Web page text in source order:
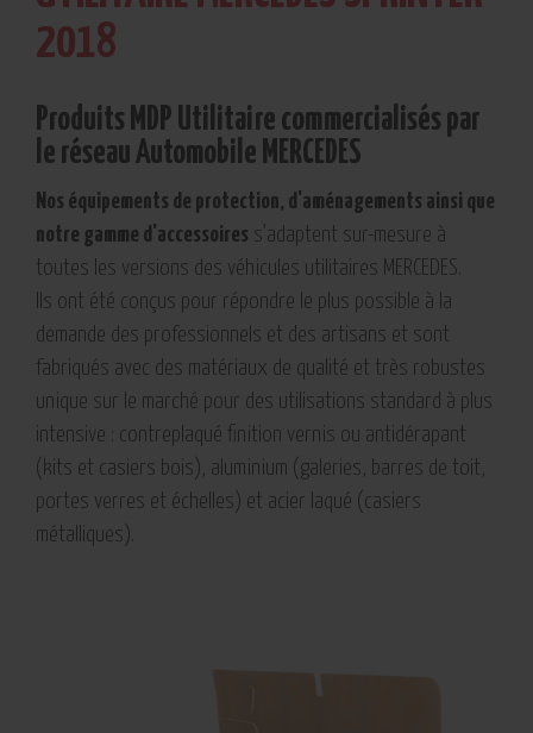
2018
Produits MDP Utilitaire commercialisés par
le réseau Automobile MERCEDES
Nos équipements de protection, d'aménagements ainsi que
notre gamme d'accessoires s’adaptent sur-mesure à
toutes les versions des véhicules utilitaires MERCEDES.
Ils ont été conçus pour répondre le plus possible à la
demande des professionnels et des artisans et sont
fabriqués avec des matériaux de qualité et très robustes
unique sur le marché pour des utilisations standard à plus
intensive : contreplaqué finition vernis ou antidérapant
(kits et casiers bois), aluminium (galeries, barres de toit,
portes verres et échelles) et acier laqué (casiers
métalliques).